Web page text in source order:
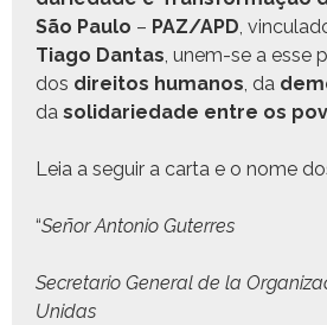
São Paulo – PAZ/APD ,
Tia­go Dan­tas , unem-se a esse
dos dire­itos humanos , da
da sol­i­dariedade entre os
Leia a seguir a car­ta e o nome
“Señor Anto­nio Guterres
Sec­re­tario Gen­er­al de la
Unidas